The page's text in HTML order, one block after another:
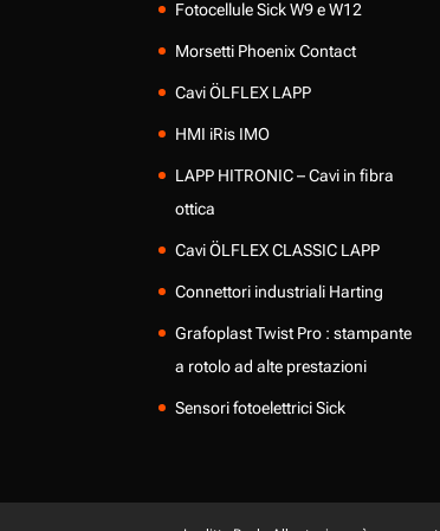
Fotocellule Sick W9 e W12
Morsetti Phoenix Contact
Cavi ÖLFLEX LAPP
HMI iRis IMO
LAPP HITRONIC – Cavi in fibra
ottica
Cavi ÖLFLEX CLASSIC LAPP
Connettori industriali Harting
Grafoplast Twist Pro : stampante
a rotolo ad alte prestazioni
Sensori fotoelettrici Sick